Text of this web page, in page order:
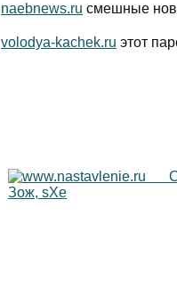
naebnews.ru смешные
volodya-kachek.ru этот